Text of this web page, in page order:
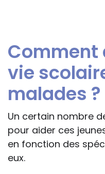
Comment
vie
malades ?
Un certain nombre
pour aider ces
en fonction des
eux.